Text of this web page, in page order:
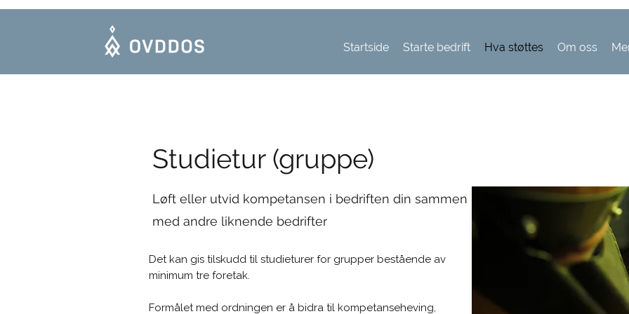
Startside Starte bedrift Hva støttes Om oss
Studietur (gruppe)
Løft eller utvid kompetansen i bedriften din sammen
med andre liknende bedrifter
Det kan gis tilskudd til studieturer for grupper bestående av
minimum tre foretak.
Formålet med ordningen er å bidra til kompetanseheving,